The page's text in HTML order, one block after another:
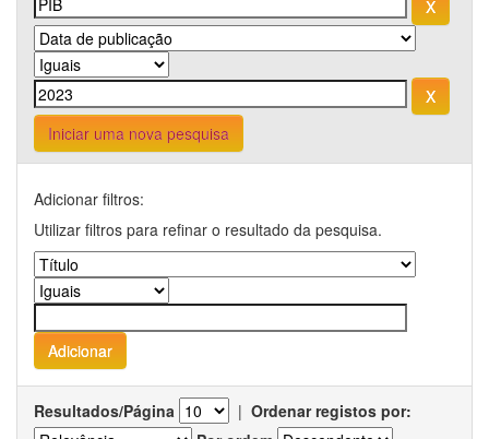
Iniciar uma nova pesquisa
Adicionar filtros:
Utilizar filtros para refinar o resultado da pesquisa.
Resultados/Página | Ordenar registos por: